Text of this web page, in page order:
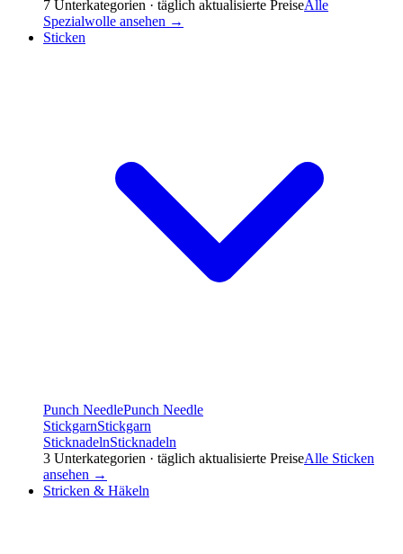
7 Unterkategorien · täglich aktualisierte PreiseAlle
Spezialwolle ansehen →
Sticken
Punch NeedlePunch Needle
StickgarnStickgarn
SticknadelnSticknadeln
3 Unterkategorien · täglich aktualisierte PreiseAlle Sticken
ansehen →
Stricken & Häkeln